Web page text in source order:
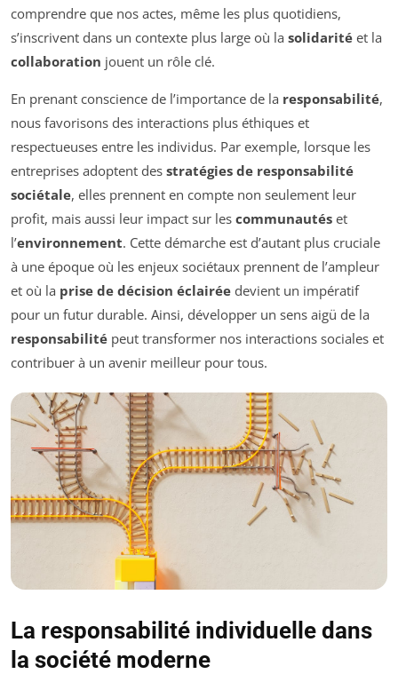
comprendre que nos actes, même les plus quotidiens,
s’inscrivent dans un contexte plus large où la solidarité et la
collaboration jouent un rôle clé.
En prenant conscience de l’importance de la responsabilité,
nous favorisons des interactions plus éthiques et
respectueuses entre les individus. Par exemple, lorsque les
entreprises adoptent des stratégies de responsabilité
sociétale, elles prennent en compte non seulement leur
profit, mais aussi leur impact sur les communautés et
l’environnement. Cette démarche est d’autant plus cruciale
à une époque où les enjeux sociétaux prennent de l’ampleur
et où la prise de décision éclairée devient un impératif
pour un futur durable. Ainsi, développer un sens aigü de la
responsabilité peut transformer nos interactions sociales et
contribuer à un avenir meilleur pour tous.
La responsabilité individuelle dans
la société moderne